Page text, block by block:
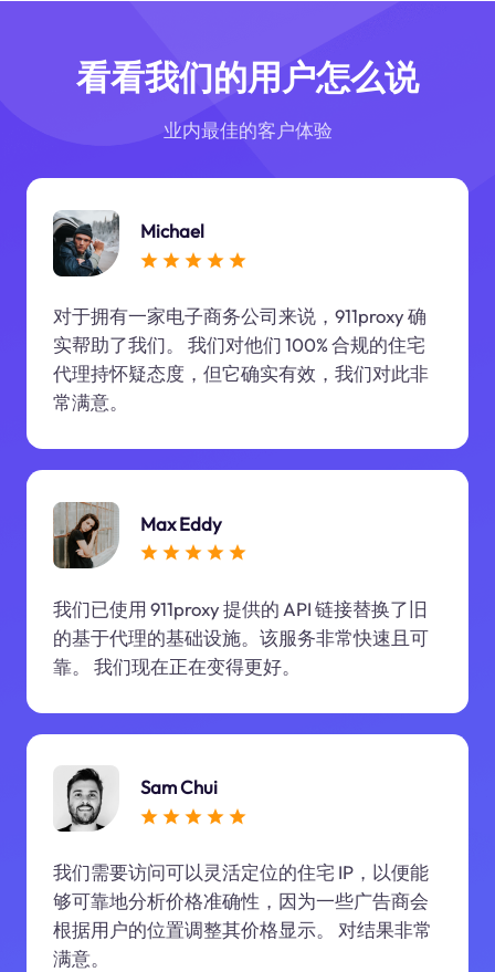
看看我们的用户怎么说
业内最佳的客户体验
Michael
对于拥有一家电子商务公司来说，911proxy 确
实帮助了我们。 我们对他们 100% 合规的住宅
代理持怀疑态度，但它确实有效，我们对此非
常满意。
Max Eddy
我们已使用 911proxy 提供的 API 链接替换了旧
的基于代理的基础设施。该服务非常快速且可
靠。 我们现在正在变得更好。
Sam Chui
我们需要访问可以灵活定位的住宅 IP，以便能
够可靠地分析价格准确性，因为一些广告商会
根据用户的位置调整其价格显示。 对结果非常
满意。